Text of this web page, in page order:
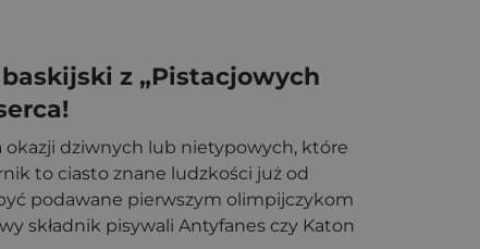
z „Pistacjowych
okazji dziwnych lub nietypowych, które
to ciasto znane ludzkości już od
podawane pierwszym olimpijczykom
składnik pisywali Antyfanes czy Katon